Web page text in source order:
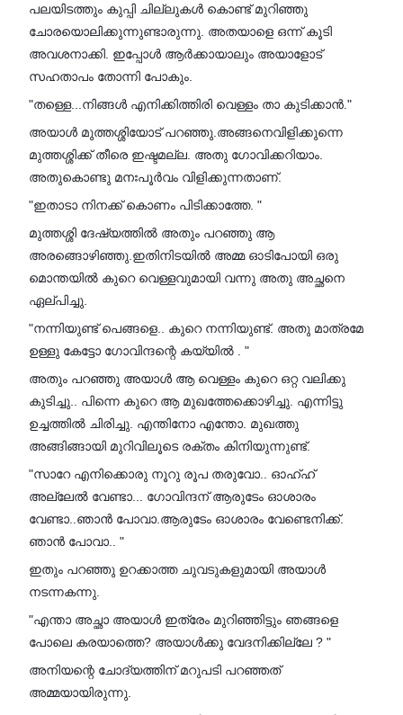
പലയിടത്തും കുപ്പി ചില്ലുകൾ കൊണ്ട് മുറിഞ്ഞു
ചോരയൊലിക്കുന്നുണ്ടാരുന്നു. അതയാളെ ഒന്ന് കൂടി
അവശനാക്കി. ഇപ്പോൾ ആർക്കായാലും അയാളോട്
സഹതാപം തോന്നി പോകും.
"തള്ളെ...നിങ്ങൾ എനിക്കിത്തിരി വെള്ളം താ കുടിക്കാൻ."
അയാൾ മുത്തശ്ശിയോട് പറഞ്ഞു.അങ്ങനെവിളിക്കുന്നെ
മുത്തശ്ശിക്ക് തീരെ ഇഷ്ടമല്ല. അതു ഗോവിക്കറിയാം.
അതുകൊണ്ടു മനഃപൂർവം വിളിക്കുന്നതാണ്.
"ഇതാടാ നിനക്ക് കൊണം പിടിക്കാത്തേ. "
മുത്തശ്ശി ദേഷ്യത്തിൽ അതും പറഞ്ഞു ആ
അരങ്ങൊഴിഞ്ഞു.ഇതിനിടയിൽ അമ്മ ഓടിപോയി ഒരു
മൊന്തയിൽ കുറെ വെള്ളവുമായി വന്നു അതു അച്ഛനെ
ഏല്പിച്ചു.
"നന്നിയുണ്ട് പെങ്ങളെ.. കുറെ നന്നിയുണ്ട്. അതു മാത്രമേ
ഉള്ളു കേട്ടോ ഗോവിന്ദന്റെ കയ്യിൽ . "
അതും പറഞ്ഞു അയാൾ ആ വെള്ളം കുറെ ഒറ്റ വലിക്കു
കുടിച്ചു.. പിന്നെ കുറെ ആ മുഖത്തേക്കൊഴിച്ചു. എന്നിട്ടു
ഉച്ചത്തിൽ ചിരിച്ചു. എന്തിനോ എന്തോ. മുഖത്തു
അങ്ങിങ്ങായി മുറിവിലൂടെ രക്തം കിനിയുന്നുണ്ട്.
"സാറേ എനിക്കൊരു നൂറു രൂപ തരുവോ.. ഓഹ്ഹ്
അല്ലേൽ വേണ്ടാ... ഗോവിന്ദന് ആരുടേം ഓശാരം
വേണ്ടാ..ഞാൻ പോവാ.ആരുടേം ഓശാരം വേണ്ടെനിക്ക്.
ഞാൻ പോവാ.. "
ഇതും പറഞ്ഞു ഉറക്കാത്ത ചുവടുകളുമായി അയാൾ
നടന്നകന്നു.
"എന്താ അച്ഛാ അയാൾ ഇത്രേം മുറിഞ്ഞിട്ടും ഞങ്ങളെ
പോലെ കരയാത്തെ? അയാൾക്കു വേദനിക്കില്ലേ ? "
അനിയന്റെ ചോദ്യത്തിന് മറുപടി പറഞ്ഞത്
അമ്മയായിരുന്നു.